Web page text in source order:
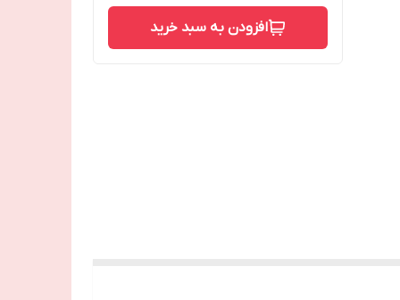
افزودن به سبد خرید